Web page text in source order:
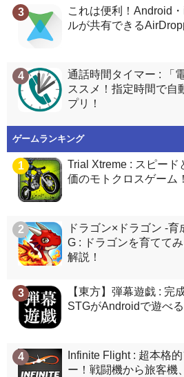
3
これは便利！Android
ルが共有できる
4
通話時間タイマー : 「
ススメ！指定時間で自
プリ！
ゲームランキング
1
Trial Xtreme : スピー
価のモトクロスゲーム！
2
ドラゴン×ドラゴン -
G : ドラゴンを育てて
解説！
3
【東方】弾幕遊戯 : 完
STGがAndroidで遊べる
4
Infinite Flight : 超本格
ー！戦闘機から旅客機